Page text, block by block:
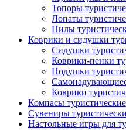
Топоры
Лопаты
Пилы
Коврики и сидушки
Сидушки
Коврики-пенки
Подушки
Коврики
Компасы туристические
Сувениры
Настольные игры для